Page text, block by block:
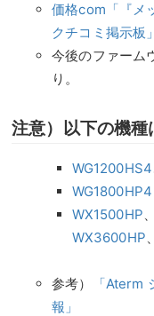
価格com「『メ
クチコミ掲示板」
今後のファーム
り。
注意）以下の機
WG1200HS4
WG1800HP4
WX1500HP
WX3600HP
参考）
「Aterm
報」